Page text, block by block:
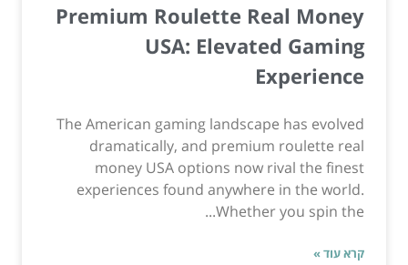
Premium Roulette Real Money
USA: Elevated Gaming
Experience
The American gaming landscape has evolved
dramatically, and premium roulette real
money USA options now rival the finest
experiences found anywhere in the world.
Whether you spin the...
קרא עוד »